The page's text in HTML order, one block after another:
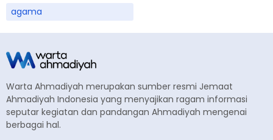
agama
Warta Ahmadiyah merupakan sumber resmi Jemaat
Ahmadiyah Indonesia yang menyajikan ragam informasi
seputar kegiatan dan pandangan Ahmadiyah mengenai
berbagai hal.